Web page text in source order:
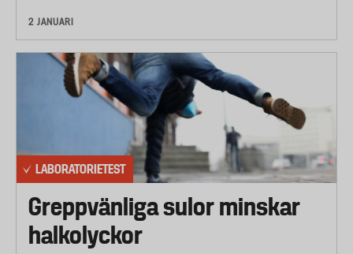
2 JANUARI
LABORATORIETEST
Greppvänliga sulor minskar
halkolyckor